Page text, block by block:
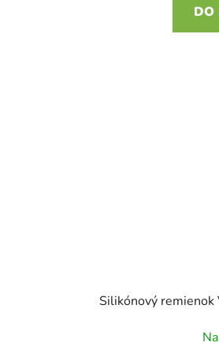
DO
Silikónový remienok